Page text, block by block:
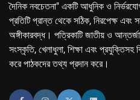
দৈনিক নবচেতনা" একটি আধুনিক ও
প্রতিটি প্রান্ত থেকে সঠিক, নিরপেক্ষ এবং
অঙ্গীকারবদ্ধ। পত্রিকাটি জাতীয় ও
সংস্কৃতি, খেলাধুলা, শিক্ষা এবং প্রযুক্তিসহ
করে পাঠকদের তথ্য প্রদান করে।